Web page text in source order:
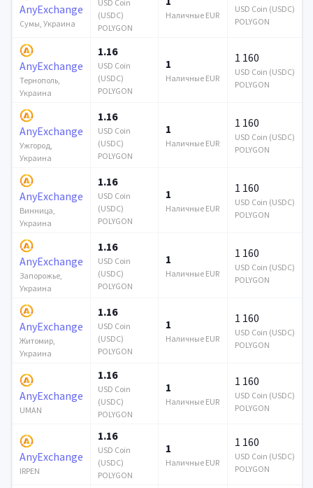
AnyExchange
Сумы, Украина
USD Coin
(USDC)
POLYGON
Наличные EUR
USD Coin (USDC)
POLYGON
AnyExchange
Тернополь,
Украина
1.16
USD Coin
(USDC)
POLYGON
1
Наличные EUR
1 160
USD Coin (USDC)
POLYGON
AnyExchange
Ужгород,
Украина
1.16
USD Coin
(USDC)
POLYGON
1
Наличные EUR
1 160
USD Coin (USDC)
POLYGON
AnyExchange
Винница,
Украина
1.16
USD Coin
(USDC)
POLYGON
1
Наличные EUR
1 160
USD Coin (USDC)
POLYGON
AnyExchange
Запорожье,
Украина
1.16
USD Coin
(USDC)
POLYGON
1
Наличные EUR
1 160
USD Coin (USDC)
POLYGON
AnyExchange
Житомир,
Украина
1.16
USD Coin
(USDC)
POLYGON
1
Наличные EUR
1 160
USD Coin (USDC)
POLYGON
AnyExchange
UMAN
1.16
USD Coin
(USDC)
POLYGON
1
Наличные EUR
1 160
USD Coin (USDC)
POLYGON
AnyExchange
IRPEN
1.16
USD Coin
(USDC)
POLYGON
1
Наличные EUR
1 160
USD Coin (USDC)
POLYGON